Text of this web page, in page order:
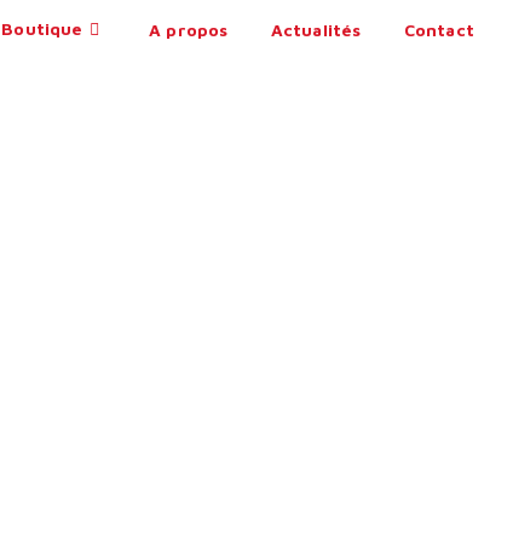
Boutique A propos Actualités Contact